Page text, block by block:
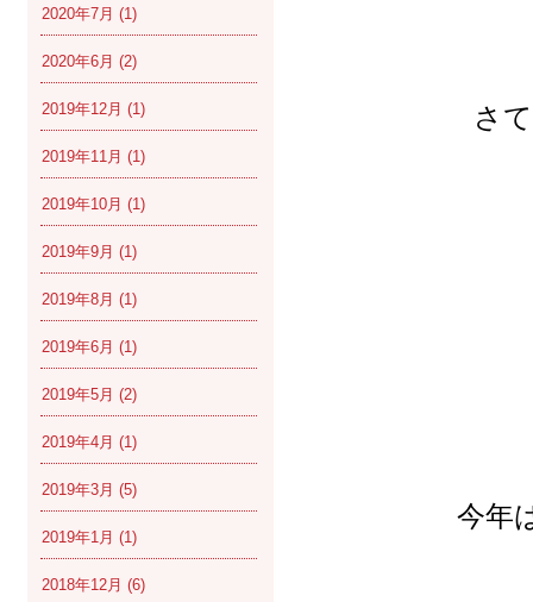
さ
今年
2020年7月 (1)
2020年6月 (2)
2019年12月 (1)
2019年11月 (1)
2019年10月 (1)
2019年9月 (1)
2019年8月 (1)
2019年6月 (1)
2019年5月 (2)
2019年4月 (1)
2019年3月 (5)
2019年1月 (1)
2018年12月 (6)